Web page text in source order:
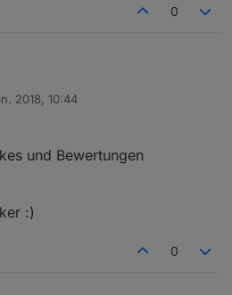
0
2018, 10:44
und Bewertungen
:)
0